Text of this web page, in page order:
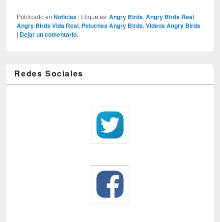
Publicado en Noticias | Etiquetas: Angry Birds,Angry Birds Real,
Angry Birds Vida Real, Peluches Angry Birds,Videos Angry Birds
| Dejar un comentario.
Redes Sociales